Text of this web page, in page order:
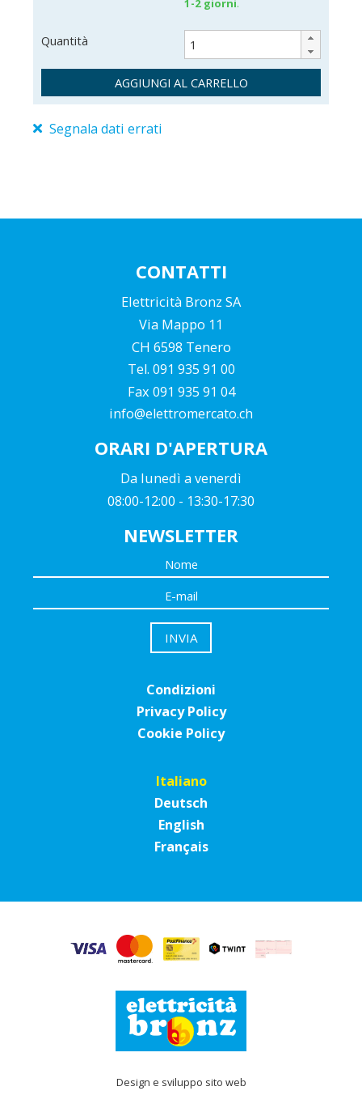
1-2 giorni.
Quantità
AGGIUNGI AL CARRELLO
Segnala dati errati
CONTATTI
Elettricità Bronz SA
Via Mappo 11
CH 6598 Tenero
Tel. 091 935 91 00
Fax 091 935 91 04
info@elettromercato.ch
ORARI D'APERTURA
Da lunedì a venerdì
08:00-12:00 - 13:30-17:30
NEWSLETTER
Condizioni
Privacy Policy
Cookie Policy
Italiano
Deutsch
English
Français
Design e sviluppo sito web